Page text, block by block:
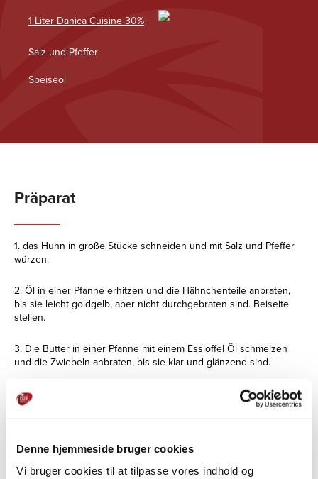
Denne hjemmeside bruger cookies
Vi bruger cookies til at tilpasse vores indhold og
1 Liter Danica Cuisine 30%
Salz und Pfeffer
Speiseöl
Präparat
1. das Huhn in große Stücke schneiden und mit Salz und Pfeffer
würzen.
2. Öl in einer Pfanne erhitzen und die Hähnchenteile anbraten,
bis sie leicht goldgelb, aber nicht durchgebraten sind. Beiseite
stellen.
3. Die Butter in einer Pfanne mit einem Esslöffel Öl schmelzen
und die Zwiebeln anbraten, bis sie klar und glänzend sind.
4. Knoblauch, Ingwer und Gewürze nach Wahl hinzufügen und
einige Minuten köcheln lassen, ohne zu färben.
6. Dann die gehackten Tomaten, Danica